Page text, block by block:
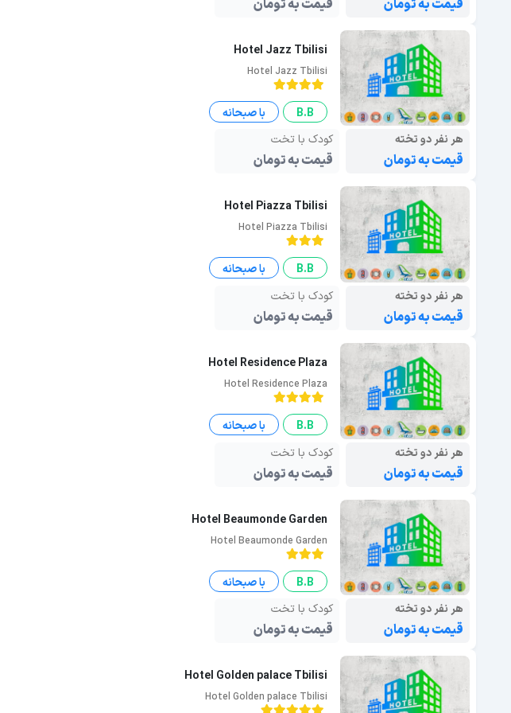
قیمت به تومان قیمت به تومان
Hotel Jazz Tbilisi
Hotel Jazz Tbilisi
B.B
با صبحانه
هر نفر دو تخته
قیمت به تومان
کودک با تخت
قیمت به تومان
Hotel Piazza Tbilisi
Hotel Piazza Tbilisi
B.B
با صبحانه
هر نفر دو تخته
قیمت به تومان
کودک با تخت
قیمت به تومان
Hotel Residence Plaza
Hotel Residence Plaza
B.B
با صبحانه
هر نفر دو تخته
قیمت به تومان
کودک با تخت
قیمت به تومان
Hotel Beaumonde Garden
Hotel Beaumonde Garden
B.B
با صبحانه
هر نفر دو تخته
قیمت به تومان
کودک با تخت
قیمت به تومان
Hotel Golden palace Tbilisi
Hotel Golden palace Tbilisi